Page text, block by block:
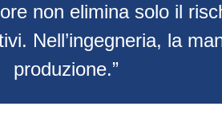
non elimina solo il
Nell’ingegneria, la
produzione.”